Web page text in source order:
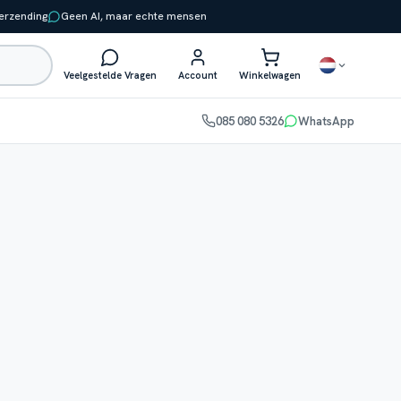
Geen AI, maar echte mensen
Veelgestelde Vragen Account Winkelwagen
085 080 5326 WhatsApp